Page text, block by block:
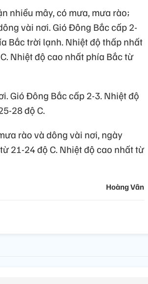
nhiều mây, có mưa, mưa rào;
vài nơi. Gió Đông Bắc cấp 2-
Bắc trời lạnh. Nhiệt độ thấp nhất
Nhiệt độ cao nhất phía Bắc từ
Gió Đông Bắc cấp 2-3. Nhiệt độ
28 độ C.
rào và dông vài nơi, ngày
21-24 độ C. Nhiệt độ cao nhất từ
Hoàng Vân